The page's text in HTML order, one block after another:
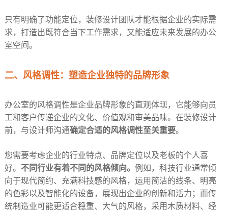
只有明确了功能定位，装修设计团队才能根据企业的实际需
求，打造出既符合当下工作需求，又能适应未来发展的办公
室空间。​
二、风格调性：塑造企业独特的品牌形象​
办公室的风格调性是企业品牌形象的直观体现，它能够向员
工和客户传递企业的文化、价值观和审美品味。在装修设计
前，与设计师沟通确定合适的风格调性至关重要。​
您需要考虑企业的行业特点、品牌定位以及老板的个人喜
好。 不同行业有着不同的风格倾向。 例如，科技行业通常倾
向于现代简约、充满科技感的风格，运用简洁的线条、明亮
的色彩以及智能化的设备，展现出企业的创新和活力；而传
统制造业可能更适合稳重、大气的风格，采用木质材料、经